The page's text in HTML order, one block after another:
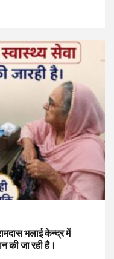
भलाई केन्द्र में
की जा रही है।